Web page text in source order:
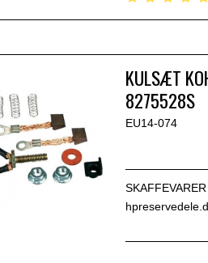
KULSÆT
8275528S
EU14-074
SKAFFEVARER